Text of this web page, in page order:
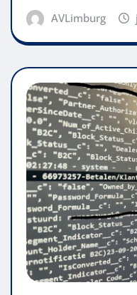
AVLimburg